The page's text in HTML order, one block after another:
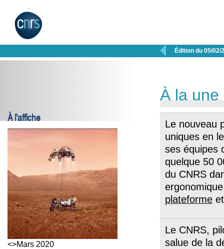
 Édition du 05/02/
À l'affiche
<>Mars 2020
À la une
Le nouveau
uniques en
ses équipes
quelque 50
du CNRS
plateforme
Le CNRS,
salue de la